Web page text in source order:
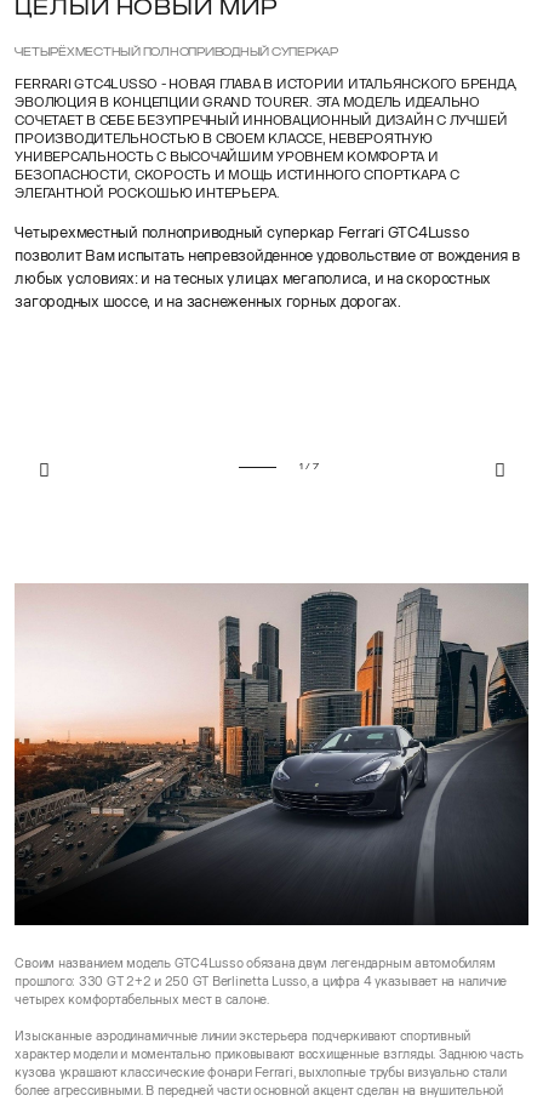
ЦЕЛЫЙ НОВЫЙ МИР
ЧЕТЫРЁХМЕСТНЫЙ ПОЛНОПРИВОДНЫЙ СУПЕРКАР
FERRARI GTC4LUSSO - НОВАЯ ГЛАВА В ИСТОРИИ ИТАЛЬЯНСКОГО БРЕНДА,
ЭВОЛЮЦИЯ В КОНЦЕПЦИИ GRAND TOURER. ЭТА МОДЕЛЬ ИДЕАЛЬНО
СОЧЕТАЕТ В СЕБЕ БЕЗУПРЕЧНЫЙ ИННОВАЦИОННЫЙ ДИЗАЙН С ЛУЧШЕЙ
ПРОИЗВОДИТЕЛЬНОСТЬЮ В СВОЕМ КЛАССЕ, НЕВЕРОЯТНУЮ
УНИВЕРСАЛЬНОСТЬ С ВЫСОЧАЙШИМ УРОВНЕМ КОМФОРТА И
БЕЗОПАСНОСТИ, СКОРОСТЬ И МОЩЬ ИСТИННОГО СПОРТКАРА С
ЭЛЕГАНТНОЙ РОСКОШЬЮ ИНТЕРЬЕРА.
Четырехместный полноприводный суперкар Ferrari GTC4Lusso
позволит Вам испытать непревзойденное удовольствие от вождения в
любых условиях: и на тесных улицах мегаполиса, и на скоростных
загородных шоссе, и на заснеженных горных дорогах.
1 / 7
Своим названием модель GTC4Lusso обязана двум легендарным автомобилям
прошлого: 330 GT 2+2 и 250 GT Berlinetta Lusso, а цифра 4 указывает на наличие
четырех комфортабельных мест в салоне.
Изысканные аэродинамичные линии экстерьера подчеркивают спортивный
характер модели и моментально приковывают восхищенные взгляды. Заднюю часть
кузова украшают классические фонари Ferrari, выхлопные трубы визуально стали
более агрессивными. В передней части основной акцент сделан на внушительной